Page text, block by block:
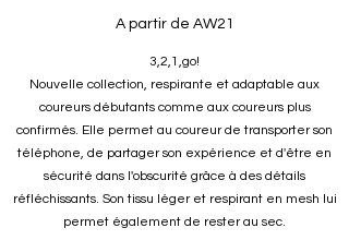
A partir de AW21
3,2,1,go!
Nouvelle collection, respirante et adaptable aux
coureurs débutants comme aux coureurs plus
confirmés. Elle permet au coureur de transporter son
téléphone, de partager son expérience et d'être en
sécurité dans l'obscurité grâce à des détails
réfléchissants. Son tissu léger et respirant en mesh lui
permet également de rester au sec.